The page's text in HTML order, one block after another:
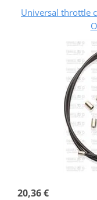
Universal throttle
20,36 €